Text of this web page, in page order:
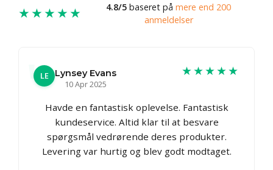
★★★★★ 4.8/5 baseret på mere end 200
anmeldelser
LE
Lynsey Evans
10 Apr 2025
★★★★★
Havde en fantastisk oplevelse. Fantastisk
kundeservice. Altid klar til at besvare
spørgsmål vedrørende deres produkter.
Levering var hurtig og blev godt modtaget.